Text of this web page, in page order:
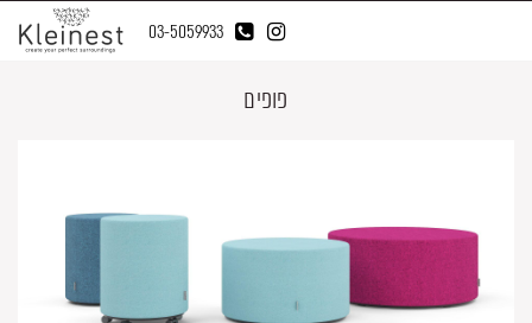
03-5059933
פופים